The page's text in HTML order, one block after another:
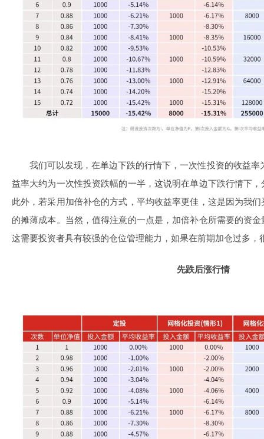
我们可以发现，在单边下跌的行情下，一次性投资的收益
益率大约为一次性投资跌幅的一半，这说明在单边下跌行情下
此外，若采用加倍补仓的方式，平均收益率更佳，这是因为我
的摊薄成本。当然，值得注意的一点是，加倍补仓所需要的资
这需要投资者具有较强的仓位管理能力，如果在前期加仓过多，
先跌后涨行情